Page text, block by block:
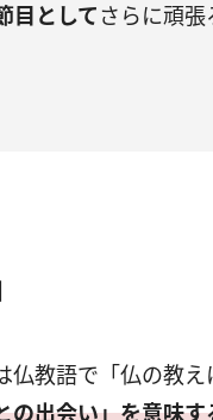
目としてさらに頑
仏教語で「仏の教
の出会い」を意味